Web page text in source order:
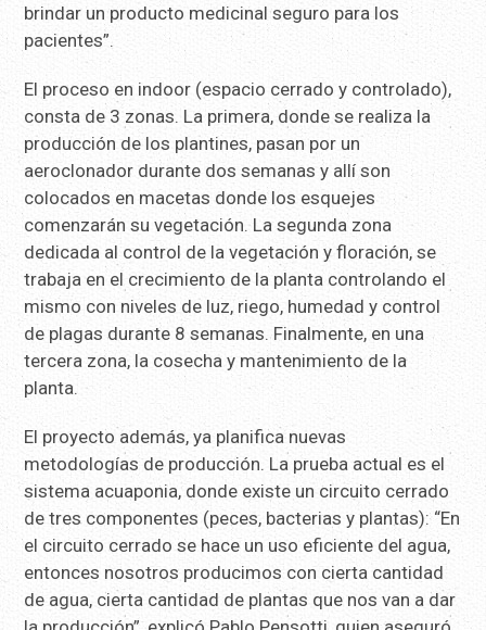
brindar un producto medicinal seguro para los
pacientes”.
El proceso en indoor (espacio cerrado y controlado),
consta de 3 zonas. La primera, donde se realiza la
producción de los plantines, pasan por un
aeroclonador durante dos semanas y allí son
colocados en macetas donde los esquejes
comenzarán su vegetación. La segunda zona
dedicada al control de la vegetación y floración, se
trabaja en el crecimiento de la planta controlando el
mismo con niveles de luz, riego, humedad y control
de plagas durante 8 semanas. Finalmente, en una
tercera zona, la cosecha y mantenimiento de la
planta.
El proyecto además, ya planifica nuevas
metodologías de producción. La prueba actual es el
sistema acuaponia, donde existe un circuito cerrado
de tres componentes (peces, bacterias y plantas): “En
el circuito cerrado se hace un uso eficiente del agua,
entonces nosotros producimos con cierta cantidad
de agua, cierta cantidad de plantas que nos van a dar